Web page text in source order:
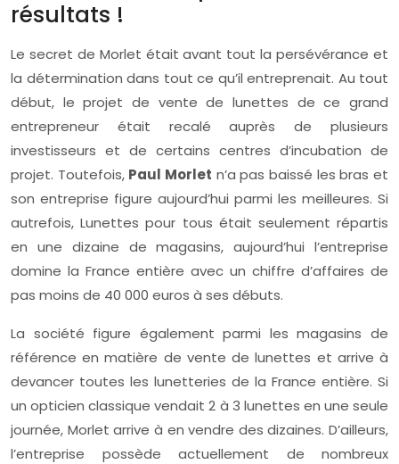
résultats !
Le secret de Morlet était avant tout la persévérance et
la détermination dans tout ce qu’il entreprenait. Au tout
début, le projet de vente de lunettes de ce grand
entrepreneur était recalé auprès de plusieurs
investisseurs et de certains centres d’incubation de
projet. Toutefois, Paul Morlet n’a pas baissé les bras et
son entreprise figure aujourd’hui parmi les meilleures. Si
autrefois, Lunettes pour tous était seulement répartis
en une dizaine de magasins, aujourd’hui l’entreprise
domine la France entière avec un chiffre d’affaires de
pas moins de 40 000 euros à ses débuts.
La société figure également parmi les magasins de
référence en matière de vente de lunettes et arrive à
devancer toutes les lunetteries de la France entière. Si
un opticien classique vendait 2 à 3 lunettes en une seule
journée, Morlet arrive à en vendre des dizaines. D’ailleurs,
l’entreprise possède actuellement de nombreux